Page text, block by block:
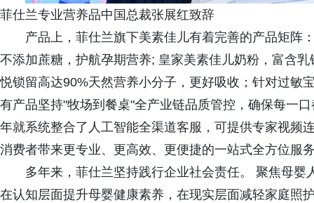
菲仕兰专业营养品中国总裁张展红致辞
产品上，菲仕兰旗下美素佳儿有着完善的产品矩阵
不添加蔗糖，护航孕期营养; 皇家美素佳儿奶粉，富含
悦锁留高达90%天然营养小分子，更好吸收；针对过敏
有产品坚持"牧场到餐桌"全产业链品质管控，确保每一
年就系统整合了人工智能全渠道客服，可提供专家视频
消费者带来更专业、更高效、更便捷的一站式全方位服
多年来，菲仕兰坚持践行企业社会责任。 聚焦母
在认知层面提升母婴健康素养，在现实层面减轻家庭照